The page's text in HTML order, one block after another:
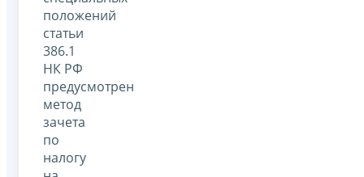
положений
статьи
386.1
НК РФ
предусмотрен
метод
зачета
по
налогу